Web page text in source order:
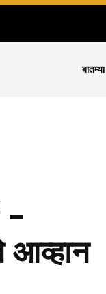
बातम्या
–
आव्हान